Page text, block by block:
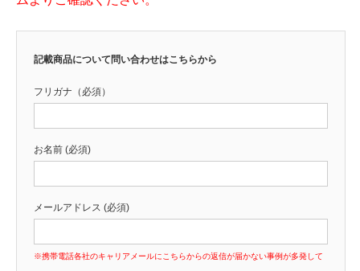
記載商品について問い合わせはこちらから
フリガナ（必須）
お名前 (必須)
メールアドレス (必須)
※携帯電話各社のキャリアメールにこちらからの返信が届かない事例が多発して